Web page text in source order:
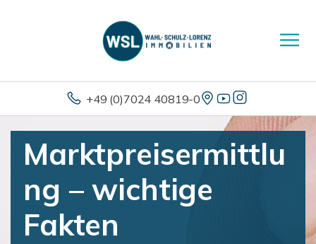
+49 (0)7024 40819-0
Marktpreisermittlu
ng – wichtige
Fakten